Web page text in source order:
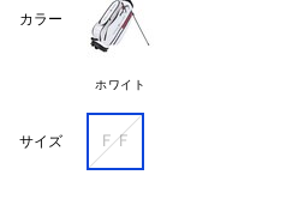
カラー
ホワイト
サイズ ＦＦ